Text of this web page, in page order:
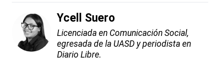
Ycell Suero
Licenciada en Comunicación Social,
egresada de la UASD y periodista en
Diario Libre.